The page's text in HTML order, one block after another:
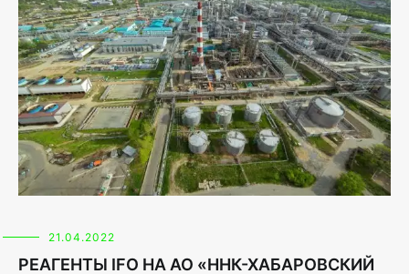
21.04.2022
РЕАГЕНТЫ IFO НА АО «ННК-ХАБАРОВСКИЙ